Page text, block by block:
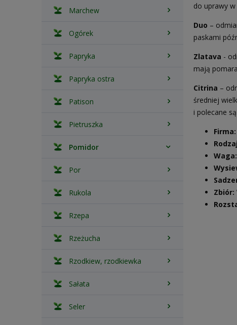
Marchew
Ogórek
Papryka
Papryka ostra
Patison
Pietruszka
Pomidor
Por
Rukola
Rzepa
Rzeżucha
Rzodkiew, rzodkiewka
Sałata
Seler
do uprawy
Duo –
paskami
Zlatava -
mają
Citrina –
średniej
i polecane
Firma:
Waga:
Zbiór: